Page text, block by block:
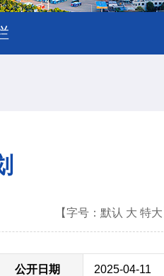
【字号： 默认 大 特大
公开日期 2025-04-11